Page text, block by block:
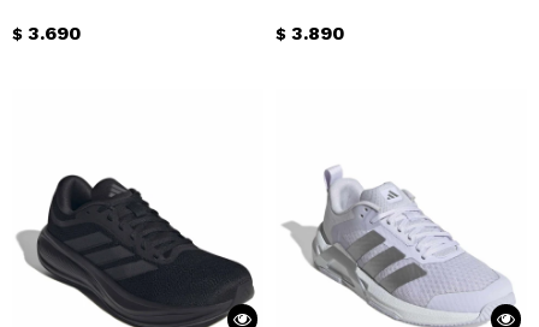
$ 3.690 $ 3.890